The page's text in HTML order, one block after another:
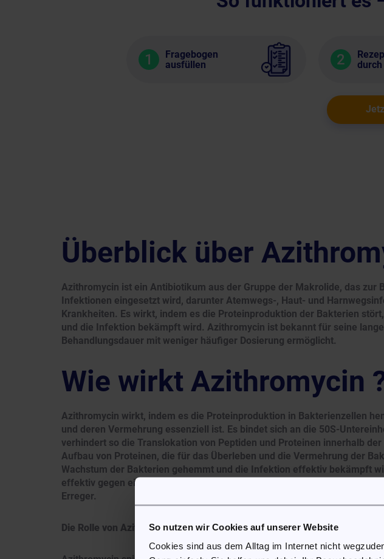
So nutzen wir Cookies auf unserer Website
Cookies sind aus dem Alltag im Internet nicht
1
Fragebogen
ausfüllen
2
Überblick über
Azithromycin ist ein Antibiotikum aus der Gruppe der Makrolide, das zur
Infektionen eingesetzt wird, darunter Atemwegs-, Haut- und
Krankheiten. Es wirkt, indem es die Proteinproduktion der Bakterien
und die Infektion bekämpft wird. Azithromycin ist bekannt für seine
Behandlungsdauer mit weniger häufiger Dosierung ermöglicht.
Wie wirkt Azithromycin
Azithromycin wirkt, indem es die Proteinproduktion in Bakterienzellen
und deren Vermehrung essenziell ist. Es bindet sich an die 50S-
verhindert so die Translokation von Peptiden und Proteinen innerhalb
Aufbau von Proteinen, die für das Überleben und die Vermehrung der
Wachstum der Bakterien gehemmt und die Infektion effektiv bekämpft
effektiv gegen eine Vielzahl von grampositiven und gramnegativen
Erreger.
Die Rolle von Azithromycin in der Kombinationstherapie gegen Gonorrhoe